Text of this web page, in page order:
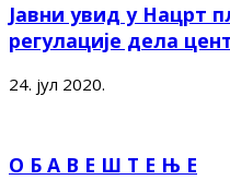
Јавни увид у Нацрт
регулације дела
24. јул 2020.
О Б А В Е Ш Т Е Њ Е